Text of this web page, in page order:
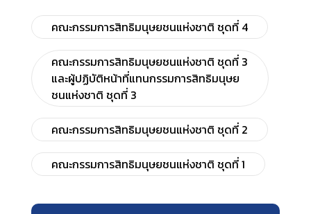
คณะกรรมการสิทธิมนุษยชนแห่งชาติ ชุดที่ 4
คณะกรรมการสิทธิมนุษยชนแห่งชาติ ชุดที่ 3
และผู้ปฏิบัติหน้าที่แทนกรรมการสิทธิมนุษย
ชนแห่งชาติ ชุดที่ 3
คณะกรรมการสิทธิมนุษยชนแห่งชาติ ชุดที่ 2
คณะกรรมการสิทธิมนุษยชนแห่งชาติ ชุดที่ 1